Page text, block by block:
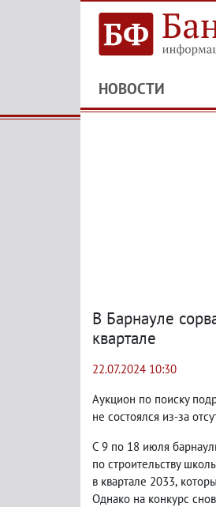
НОВОСТИ
В Барнауле
квартале
22.07.2024 10:30
Аукцион по поиску
не состоялся из-за
С 9 по 18 июля
по строительству
в квартале 2033,
Однако на конкурс